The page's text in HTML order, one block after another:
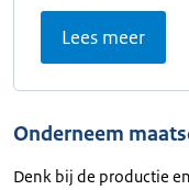
Lees meer
Onderneem
Denk bij de productie